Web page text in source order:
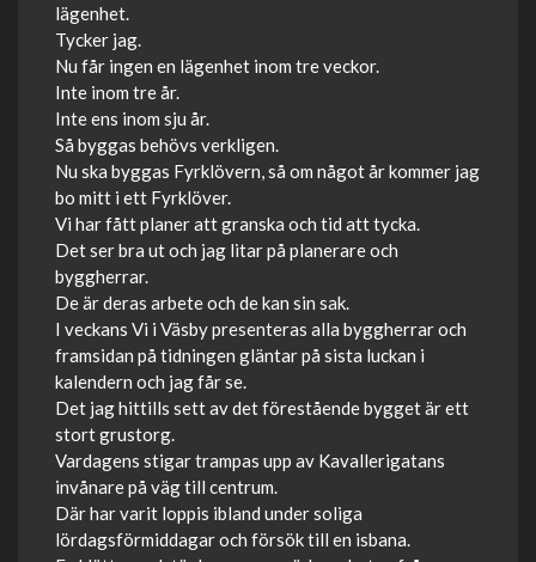
lägenhet.
Tycker jag.
Nu får ingen en lägenhet inom tre veckor.
Inte inom tre år.
Inte ens inom sju år.
Så byggas behövs verkligen.
Nu ska byggas Fyrklövern, så om något år kommer jag
bo mitt i ett Fyrklöver.
Vi har fått planer att granska och tid att tycka.
Det ser bra ut och jag litar på planerare och
byggherrar.
De är deras arbete och de kan sin sak.
I veckans Vi i Väsby presenteras alla byggherrar och
framsidan på tidningen gläntar på sista luckan i
kalendern och jag får se.
Det jag hittills sett av det förestående bygget är ett
stort grustorg.
Vardagens stigar trampas upp av Kavallerigatans
invånare på väg till centrum.
Där har varit loppis ibland under soliga
lördagsförmiddagar och försök till en isbana.